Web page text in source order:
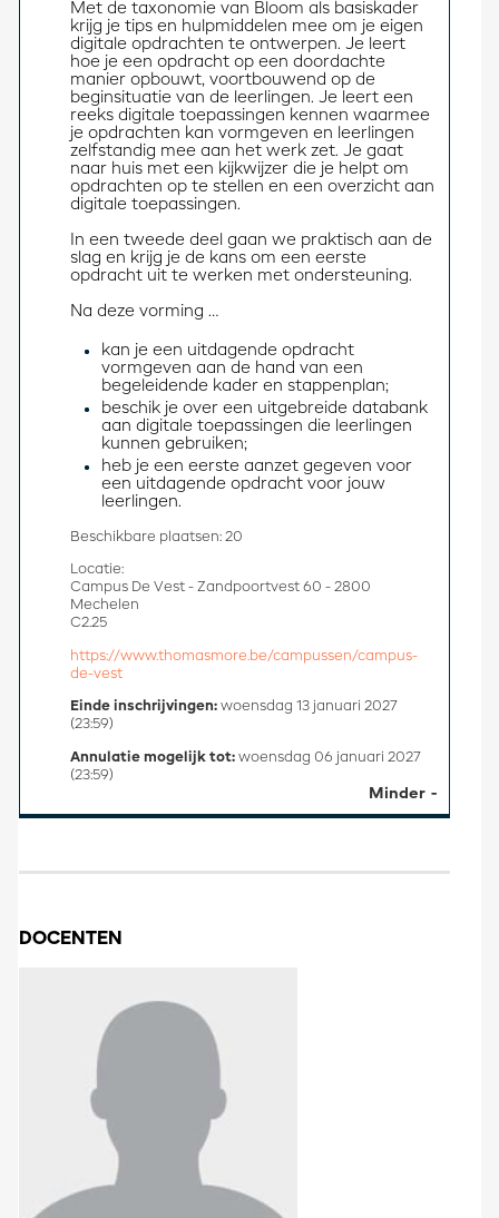
Minder
Met de taxonomie van Bloom als basiskader
krijg je tips en hulpmiddelen mee om je eigen
digitale opdrachten te ontwerpen. Je leert
hoe je een opdracht op een doordachte
manier opbouwt, voortbouwend op de
beginsituatie van de leerlingen. Je leert een
reeks digitale toepassingen kennen waarmee
je opdrachten kan vormgeven en leerlingen
zelfstandig mee aan het werk zet. Je gaat
naar huis met een kijkwijzer die je helpt om
opdrachten op te stellen en een overzicht aan
digitale toepassingen.
In een tweede deel gaan we praktisch aan de
slag en krijg je de kans om een eerste
opdracht uit te werken met ondersteuning.
Na deze vorming …
kan je een uitdagende opdracht
vormgeven aan de hand van een
begeleidende kader en stappenplan;
beschik je over een uitgebreide databank
aan digitale toepassingen die leerlingen
kunnen gebruiken;
heb je een eerste aanzet gegeven voor
een uitdagende opdracht voor jouw
leerlingen.
Beschikbare plaatsen: 20
Locatie:
Campus De Vest - Zandpoortvest 60 - 2800
Mechelen
C2.25
https://www.thomasmore.be/campussen/campus-
de-vest
Einde inschrijvingen: woensdag 13 januari 2027
(23:59)
Annulatie mogelijk tot: woensdag 06 januari 2027
(23:59)
DOCENTEN